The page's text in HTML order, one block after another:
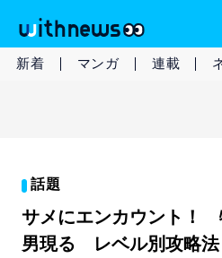
新着 マンガ 連載
話題
サメにエンカウント！
男現る レベル別攻略法